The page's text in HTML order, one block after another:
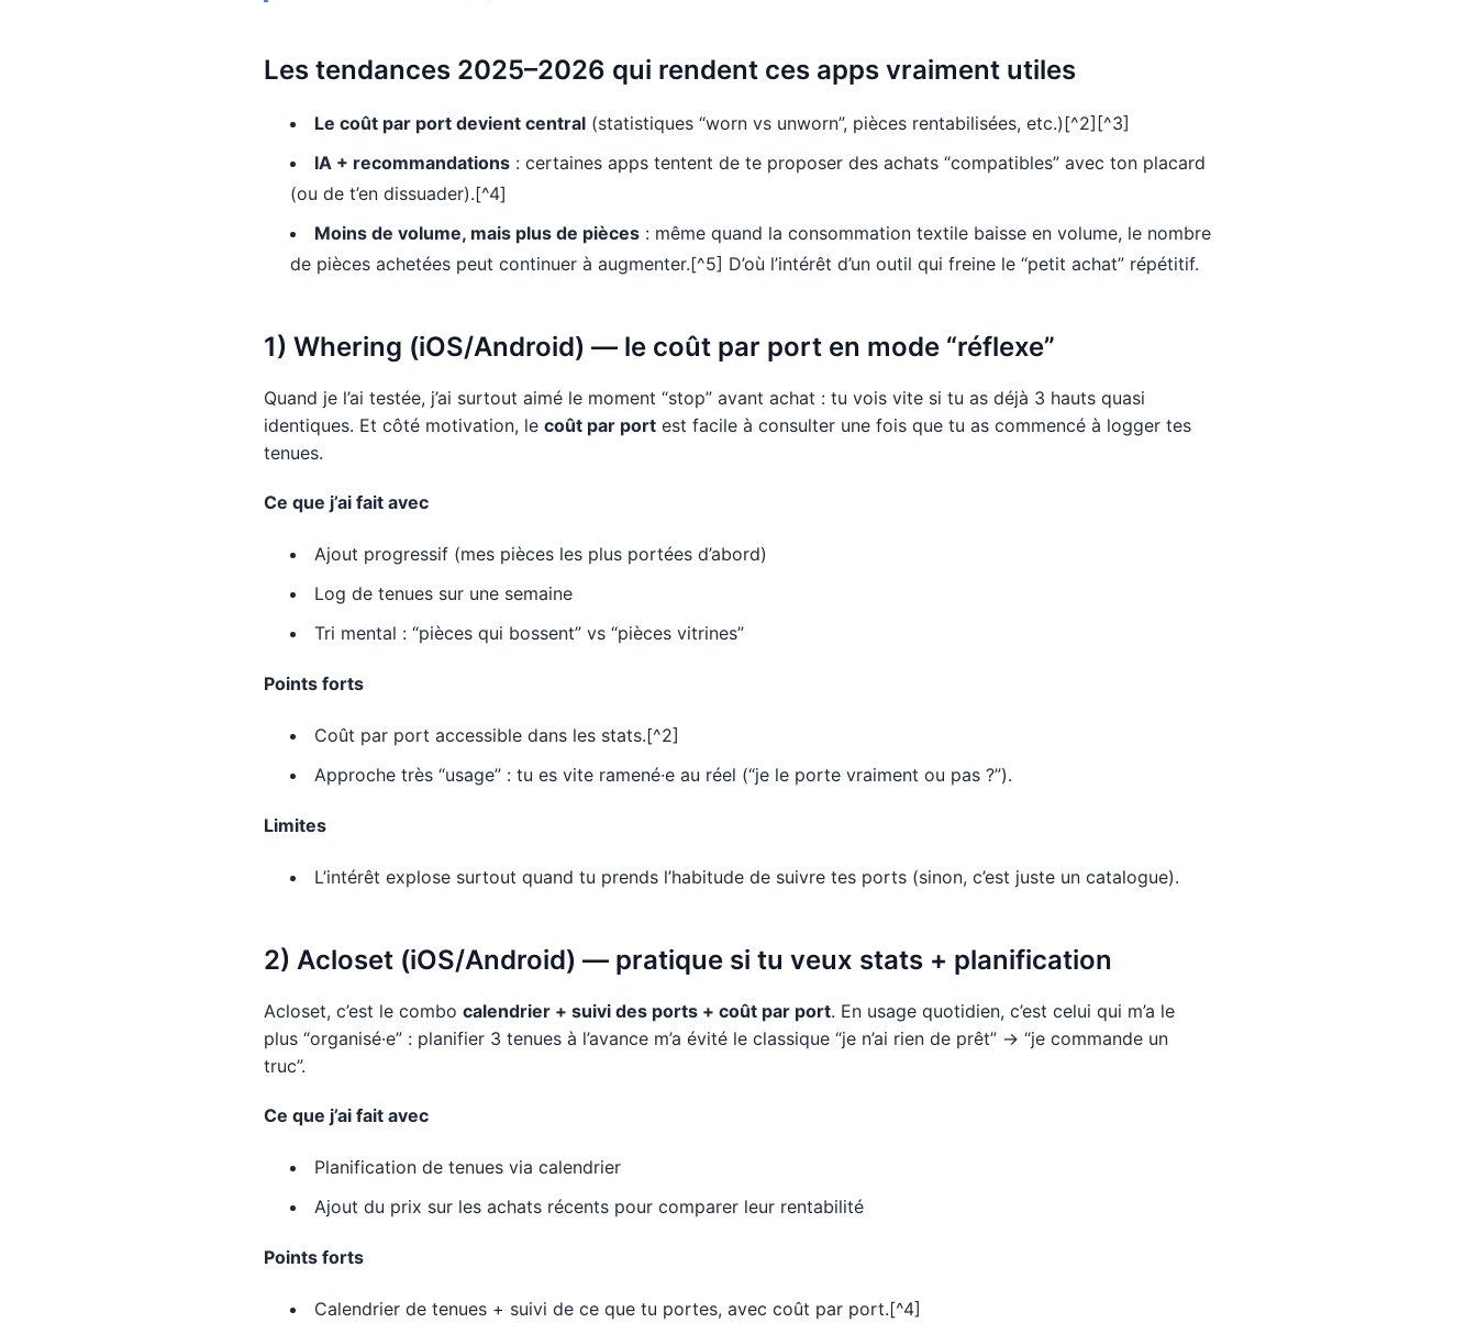
Les tendances 2025–2026 qui rendent ces apps vraiment utiles
Le coût par port devient central (statistiques “worn vs unworn”, pièces rentabilisées, etc.)[^2][^3]
IA + recommandations : certaines apps tentent de te proposer des achats “compatibles” avec ton placard
(ou de t’en dissuader).[^4]
Moins de volume, mais plus de pièces : même quand la consommation textile baisse en volume, le nombre
de pièces achetées peut continuer à augmenter.[^5] D’où l’intérêt d’un outil qui freine le “petit achat” répétitif.
1) Whering (iOS/Android) — le coût par port en mode “réflexe”
Quand je l’ai testée, j’ai surtout aimé le moment “stop” avant achat : tu vois vite si tu as déjà 3 hauts quasi
identiques. Et côté motivation, le coût par port est facile à consulter une fois que tu as commencé à logger tes
tenues.
Ce que j’ai fait avec
Ajout progressif (mes pièces les plus portées d’abord)
Log de tenues sur une semaine
Tri mental : “pièces qui bossent” vs “pièces vitrines”
Points forts
Coût par port accessible dans les stats.[^2]
Approche très “usage” : tu es vite ramené·e au réel (“je le porte vraiment ou pas ?”).
Limites
L’intérêt explose surtout quand tu prends l’habitude de suivre tes ports (sinon, c’est juste un catalogue).
2) Acloset (iOS/Android) — pratique si tu veux stats + planification
Acloset, c’est le combo calendrier + suivi des ports + coût par port. En usage quotidien, c’est celui qui m’a le
plus “organisé·e” : planifier 3 tenues à l’avance m’a évité le classique “je n’ai rien de prêt” → “je commande un
truc”.
Ce que j’ai fait avec
Planification de tenues via calendrier
Ajout du prix sur les achats récents pour comparer leur rentabilité
Points forts
Calendrier de tenues + suivi de ce que tu portes, avec coût par port.[^4]